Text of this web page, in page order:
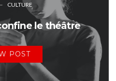
CULTURE
le théâtre
POST